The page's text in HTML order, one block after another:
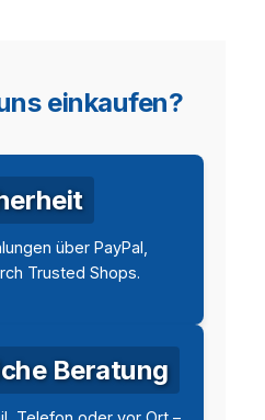
einkaufen?
über PayPal,
Trusted Shops.
Beratung